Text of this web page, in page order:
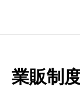
業販制